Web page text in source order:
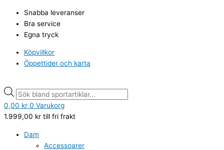
innehåll
Snabba leveranser
Bra service
Egna tryck
Köpvillkor
Öppettider och karta
search
0,00 kr 0 Varukorg
1.999,00 kr till fri frakt
Dam
Accessoarer
search